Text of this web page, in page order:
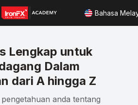
Bahasa
Lengkap untuk
Dalam
dari A hingga Z
anda tentang